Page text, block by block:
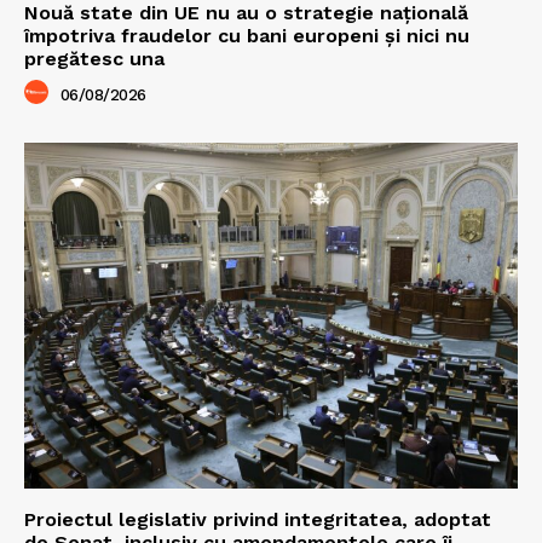
Nouă state din UE nu au o strategie națională
împotriva fraudelor cu bani europeni și nici nu
pregătesc una
06/08/2026
Proiectul legislativ privind integritatea, adoptat